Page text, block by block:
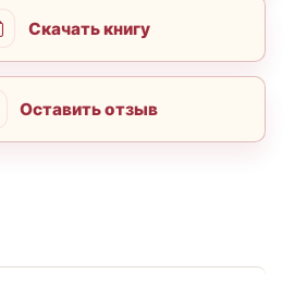
Скачать книгу
Оставить отзыв